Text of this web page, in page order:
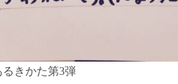
きかた第3弾